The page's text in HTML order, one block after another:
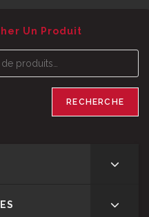
Un Produit
RECHERCHE